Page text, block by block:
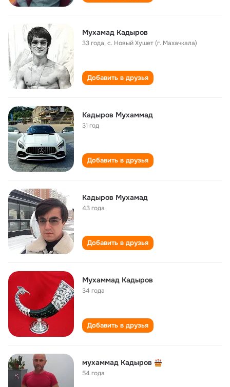
Мухамад Кадыров
33 года,с. Новый Хушет (г. Махачкала)
Добавить в друзья
Кадыров Мухаммад
31 год
Добавить в друзья
Кадыров Мухамад
43 года
Добавить в друзья
Мухаммад Кадыров
34 года
Добавить в друзья
мухаммад Кадыров
54 года